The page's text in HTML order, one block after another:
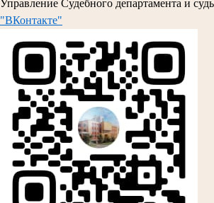
Управление Судебного департамента и
"ВКонтакте"